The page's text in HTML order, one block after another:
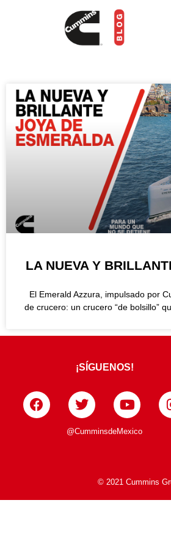
LA NUEVA Y
El Emerald Azzura, impulsado por
de crucero: un crucero “de bolsillo”
¡SÍGUENOS!
@CumminsdeMexico
© 2021 Cummins